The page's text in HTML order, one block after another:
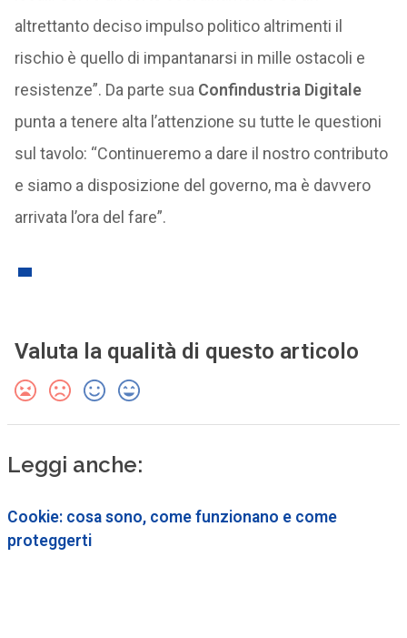
altrettanto deciso impulso politico altrimenti il
rischio è quello di impantanarsi in mille ostacoli e
resistenze”. Da parte sua Confindustria Digitale
punta a tenere alta l’attenzione su tutte le questioni
sul tavolo: “Continueremo a dare il nostro contributo
e siamo a disposizione del governo, ma è davvero
arrivata l’ora del fare”.
Valuta la qualità di questo articolo
Leggi anche:
Cookie: cosa sono, come funzionano e come
proteggerti